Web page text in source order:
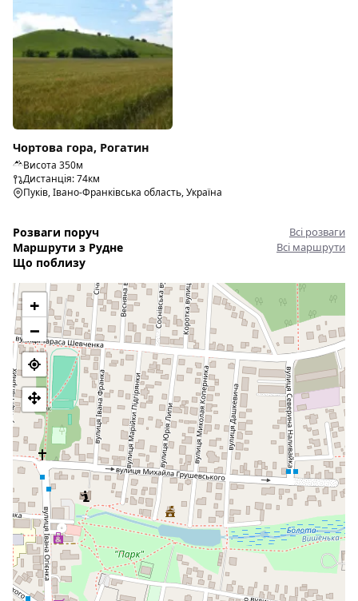
Чортова гора, Рогатин
Висота 350м
Дистанція: 74км
Пуків, Івано-Франківська область, Україна
Розваги поруч Всі розваги
Маршрути з Рудне Всі маршрути
Що поблизу
+
−